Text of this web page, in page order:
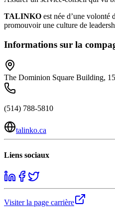
TALINKO est née d’une volonté
promouvoir une culture de
Informations sur la
The Dominion Square Building,
(514) 788-5810
talinko.ca
Liens sociaux
Visiter la page carrière